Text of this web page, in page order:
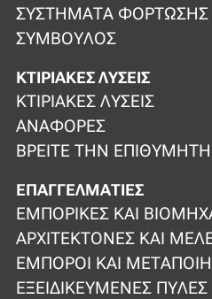
ΣΥΣΤΉΜΑΤΑ ΦΌΡΤΩΣΗΣ
ΣΎΜΒΟΥΛΟΣ
ΚΤΙΡΙΑΚΈΣ ΛΎΣΕΙΣ
ΚΤΙΡΙΑΚΈΣ ΛΎΣΕΙΣ
ΑΝΑΦΟΡΈΣ
ΒΡΕΊΤΕ ΤΗΝ
ΕΠΑΓΓΕΛΜΑΤΊΕΣ
ΕΜΠΟΡΙΚΈΣ ΚΑΙ
ΑΡΧΙΤΈΚΤΟΝΕΣ ΚΑΙ
ΈΜΠΟΡΟΙ ΚΑΙ
ΕΞΕΙΔΙΚΕΥΜΈΝΕΣ ΠΎΛΕΣ